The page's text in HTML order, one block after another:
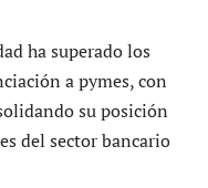
ha superado los
a pymes, con
su posición
del sector bancario